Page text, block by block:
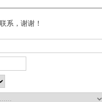
系，谢谢！